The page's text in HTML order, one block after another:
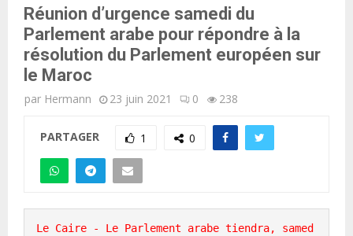
Réunion d’urgence samedi du
Parlement arabe pour répondre à la
résolution du Parlement européen sur
le Maroc
par Hermann 23 juin 2021 0 238
PARTAGER 1 0
Le Caire - Le Parlement arabe tiendra, samed